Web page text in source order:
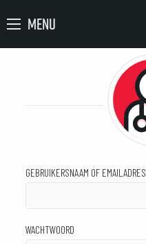
MENU
GEBRUIKERSNAAM OF EMAILADRES
WACHTWOORD